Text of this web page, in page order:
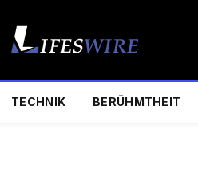
TECHNIK BERÜHMTHEIT